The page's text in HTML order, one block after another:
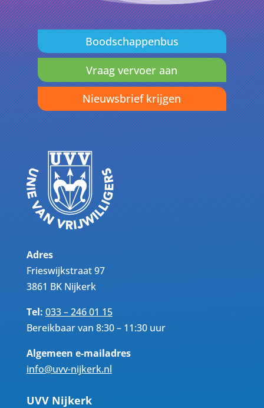
Boodschappenbus
Vraag vervoer aan
Nieuwsbrief krijgen
Adres
Frieswijkstraat 97
3861 BK Nijkerk
Tel:033 – 246 01 15
Bereikbaar van 8:30 – 11:30 uur
Algemeen e-mailadres
info@uvv-nijkerk.nl
UVV Nijkerk